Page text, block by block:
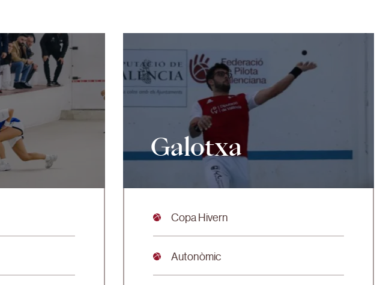
Galotxa
Copa Hivern
Autonòmic